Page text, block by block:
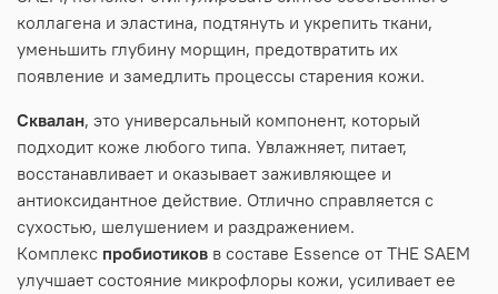
коллагена и эластина, подтянуть и укрепить ткани,
уменьшить глубину морщин, предотвратить их
появление и замедлить процессы старения кожи.
Сквалан, это универсальный компонент, который
подходит коже любого типа. Увлажняет, питает,
восстанавливает и оказывает заживляющее и
антиоксидантное действие. Отлично справляется с
сухостью, шелушением и раздражением.
Комплекс пробиотиков в составе Essence от THE SAEM
улучшает состояние микрофлоры кожи, усиливает ее